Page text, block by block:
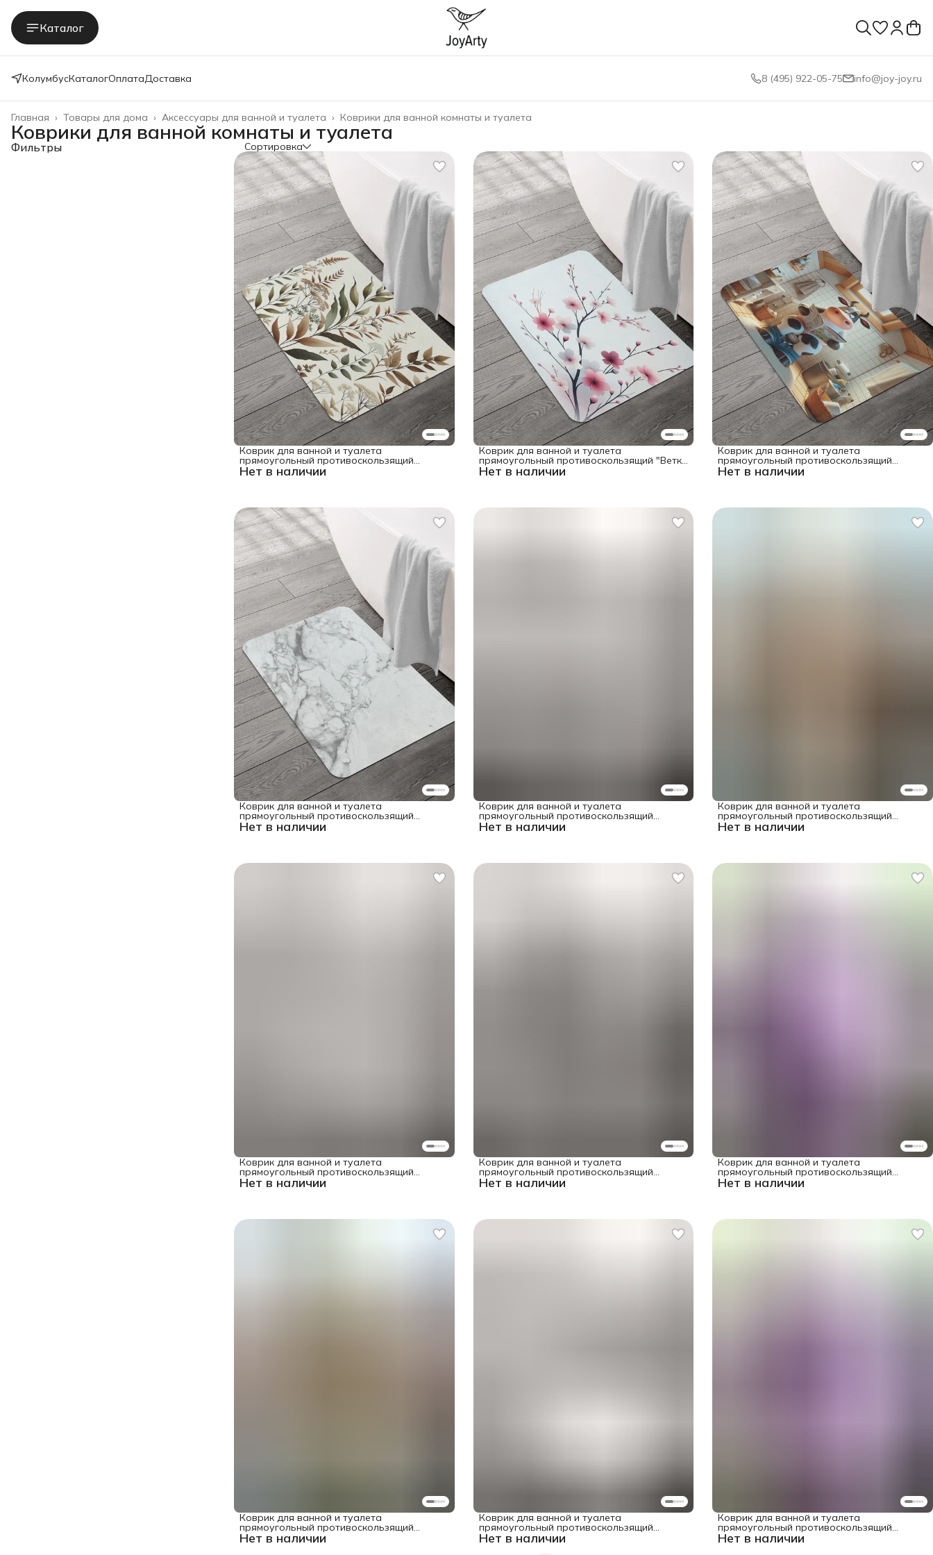
Каталог
КолумбусКаталогОплатаДоставка 8 (495) 922-05-75 info@joy-joy.ru
Коврики для ванной комнаты и туалета
Аксессуары для ванной и туалета ›
Товары для дома ›
Главная ›
Коврики для ванной комнаты и туалета
Фильтры Сортировка
Нет в наличии
Коврик для ванной и туалета
прямоугольный противоскользящий
"Трава луговая" 58x38 см Нет в наличии
Коврик для ванной и туалета
прямоугольный противоскользящий "Ветка
сакуры" 58x38 см Нет в наличии
Коврик для ванной и туалета
прямоугольный противоскользящий
"Корова читает" 58x38 см
Нет в наличии
Коврик для ванной и туалета
прямоугольный противоскользящий
"Серый мрамор" 58x38 см Нет в наличии
Коврик для ванной и туалета
прямоугольный противоскользящий
"Собака с газетой" 58x38 см Нет в наличии
Коврик для ванной и туалета
прямоугольный противоскользящий
"Хрюша с розами" 58x38 см
Нет в наличии
Коврик для ванной и туалета
прямоугольный противоскользящий
"Воздушные пузыри" 58x38 см Нет в наличии
Коврик для ванной и туалета
прямоугольный противоскользящий
"Поющая хрюшка" 58x38 см Нет в наличии
Коврик для ванной и туалета
прямоугольный противоскользящий
"Фиолетовый градиент" 58x38 см
Нет в наличии
Коврик для ванной и туалета
прямоугольный противоскользящий
"Кошачья площадь" 58x38 см Нет в наличии
Коврик для ванной и туалета
прямоугольный противоскользящий
"Улыбка лягушки" 58x38 см Нет в наличии
Коврик для ванной и туалета
прямоугольный противоскользящий
"Сиреневая любовь" 58x38 см